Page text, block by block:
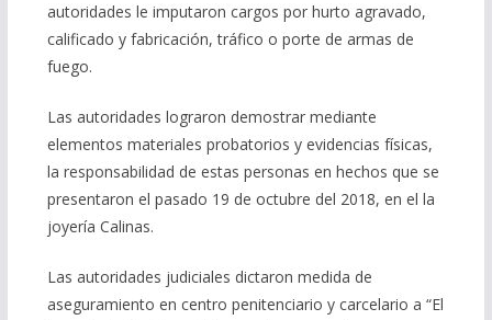
autoridades le imputaron cargos por hurto agravado,
calificado y fabricación, tráfico o porte de armas de
fuego.
Las autoridades lograron demostrar mediante
elementos materiales probatorios y evidencias físicas,
la responsabilidad de estas personas en hechos que se
presentaron el pasado 19 de octubre del 2018, en el la
joyería Calinas.
Las autoridades judiciales dictaron medida de
aseguramiento en centro penitenciario y carcelario a “El